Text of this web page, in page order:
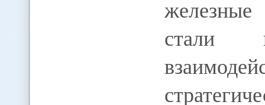
стали